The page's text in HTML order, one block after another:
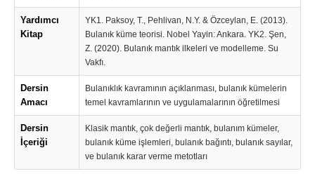
Yardımcı
Kitap
YK1. Paksoy, T., Pehlivan, N.Y. & Özceylan, E. (2013).
Bulanık küme teorisi. Nobel Yayin: Ankara. YK2. Şen,
Z. (2020). Bulanık mantık ilkeleri ve modelleme. Su
Vakfı.
Dersin
Amacı
Bulanıklık kavramının açıklanması, bulanık kümelerin
temel kavramlarının ve uygulamalarının öğretilmesi
Dersin
İçeriği
Klasik mantık, çok değerli mantık, bulanım kümeler,
bulanık küme işlemleri, bulanık bağıntı, bulanık sayılar,
ve bulanık karar verme metotları